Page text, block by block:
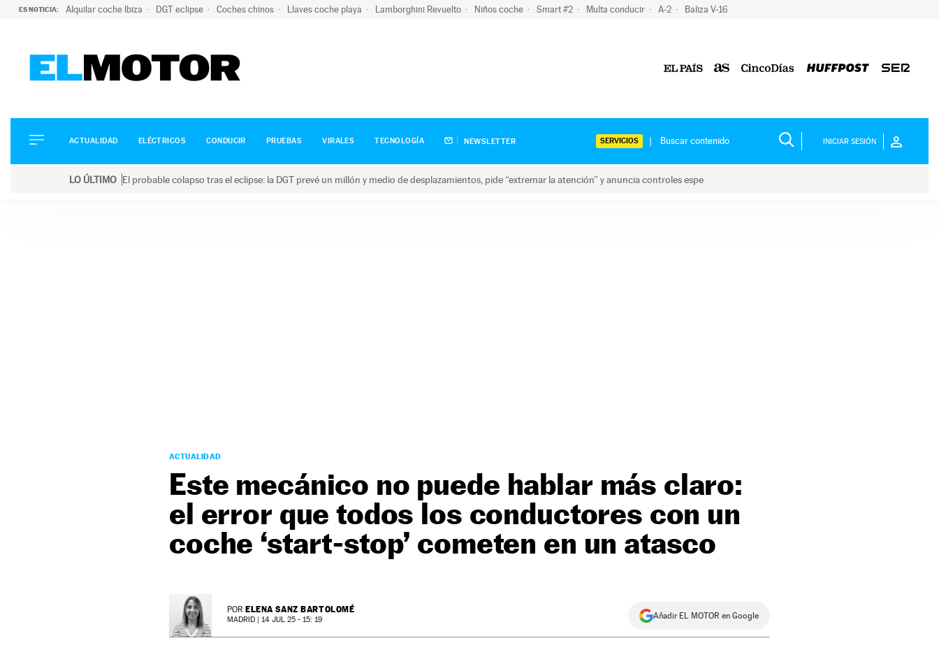
ES NOTICIA: Alquilar coche Ibiza DGT eclipse Coches chinos Llaves coche playa Lamborghini Revuelto Niños coche Smart #2 Multa conducir A-2 Baliza V-16
ELÉCTRICOS
CONDUCIR
ACTUALIDAD ELÉCTRICOS CONDUCIR PRUEBAS VIRALES TECNOLOGÍA NEWSLETTER SERVICIOS INICIAR SESIÓN
LO ÚLTIMO El probable colapso tras el eclipse: la DGT prevé un millón y medio de desplazamientos, pide “extremar la atención” y anuncia controles espe
ACTUALIDAD
Este mecánico no puede hablar más claro:
el error que todos los conductores con un
coche ‘start-stop’ cometen en un atasco
POR ELENA SANZ BARTOLOMÉ
MADRID | 14 JUL 25 - 15: 19 Añadir EL MOTOR en Google